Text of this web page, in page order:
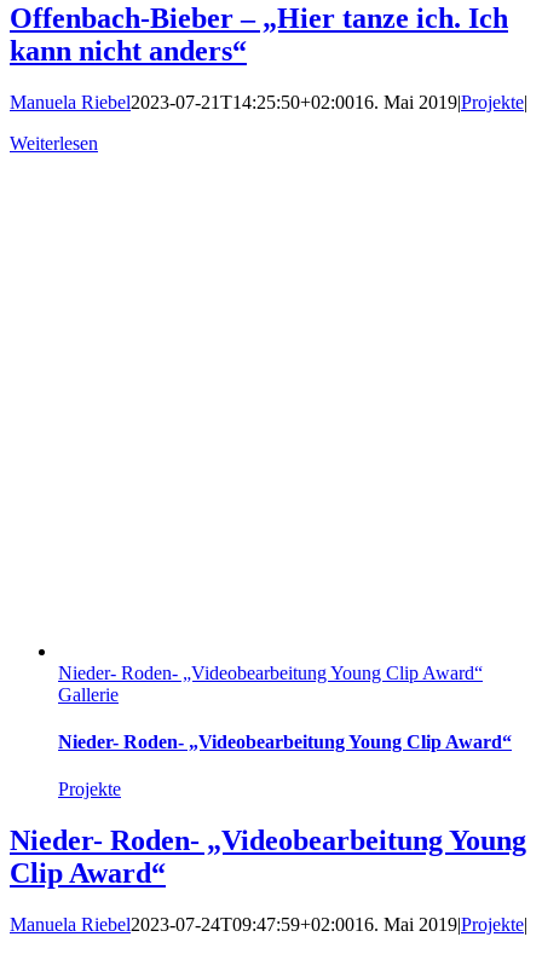
Offenbach-Bieber – „Hier tanze ich. Ich
kann nicht anders“
Manuela Riebel2023-07-21T14:25:50+02:0016. Mai 2019|Projekte|
Weiterlesen
Nieder- Roden- „Videobearbeitung Young Clip Award“
Gallerie
Nieder- Roden- „Videobearbeitung Young Clip Award“
Projekte
Nieder- Roden- „Videobearbeitung Young
Clip Award“
Manuela Riebel2023-07-24T09:47:59+02:0016. Mai 2019|Projekte|